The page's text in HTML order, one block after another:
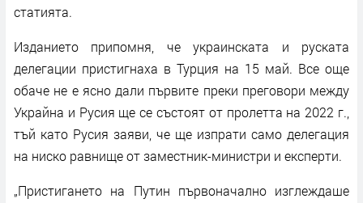
статията.
Изданието припомня, че украинската и руската
делегации пристигнаха в Турция на 15 май. Все още
обаче не е ясно дали първите преки преговори между
Украйна и Русия ще се състоят от пролетта на 2022 г.,
тъй като Русия заяви, че ще изпрати само делегация
на ниско равнище от заместник-министри и експерти.
„Пристигането на Путин първоначално изглеждаше